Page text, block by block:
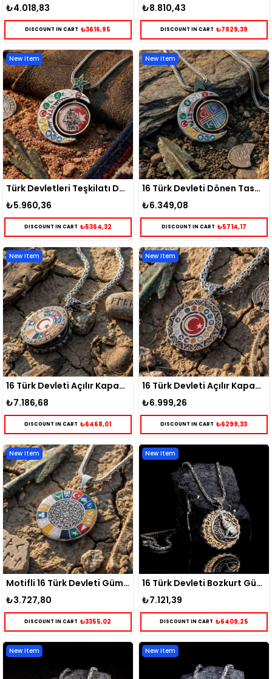
₺4.018,83
DISCOUNT IN CART ₺3616,95
₺8.810,43
DISCOUNT IN CART ₺7929,39
Türk Devletleri Teşkilatı Dönen Tasarım Gümüş Kolye
₺5.960,36
DISCOUNT IN CART ₺5364,32
New Item
16 Türk Devleti Dönen Tasarım Gümüş Kolye
₺6.349,08
DISCOUNT IN CART ₺5714,17
New Item
16 Türk Devleti Açılır Kapanır Kapaklı Gümüş Kolye
₺7.186,68
DISCOUNT IN CART ₺6468,01
New Item
16 Türk Devleti Açılır Kapanır Gümüş Kolye
₺6.999,26
DISCOUNT IN CART ₺6299,33
New Item
Motifli 16 Türk Devleti Gümüş Kolye
₺3.727,80
DISCOUNT IN CART ₺3355,02
New Item
16 Türk Devleti Bozkurt Gümüş Kolye
₺7.121,39
DISCOUNT IN CART ₺6409,25
New Item
New Item New Item